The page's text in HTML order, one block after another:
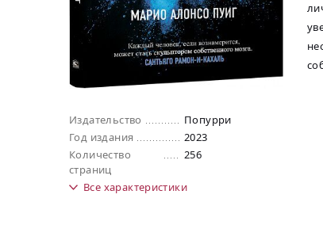
Издательство
Попурри
Год издания
2023
Количество
страниц
256
Все характеристики